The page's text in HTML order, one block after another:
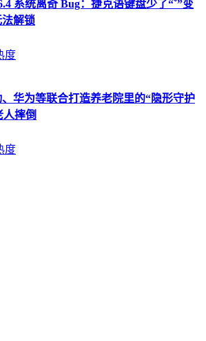
系统离奇 Bug：捷克语键盘少了“ˇ”变
解锁
度
华为等联合打造养老院里的“隐形守护
摔倒
度